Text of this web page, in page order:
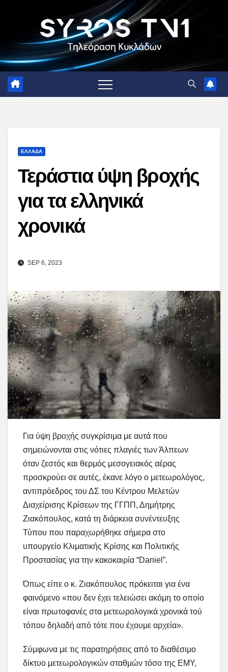
ΕΛΛΑΔΑ
Τεράστια ύψη βροχής
για τα ελληνικά
χρονικά
SEP 6, 2023
Για ύψη βροχής συγκρίσιμα με αυτά που
σημειώνονται στις νότιες πλαγιές των Άλπεων
όταν ζεστός και θερμός μεσογειακός αέρας
προσκρούει σε αυτές, έκανε λόγο ο μετεωρολόγος,
αντιπρόεδρος του ΔΣ του Κέντρου Μελετών
Διαχείρισης Κρίσεων της ΓΓΠΠ, Δημήτρης
Ζιακόπουλος, κατά τη διάρκεια συνέντευξης
Τύπου που παραχωρήθηκε σήμερα στο
υπουργείο Κλιματικής Κρίσης και Πολιτικής
Προστασίας για την κακοκαιρία “Daniel”.
Όπως είπε ο κ. Ζιακόπουλος πρόκειται για ένα
φαινόμενο «που δεν έχει τελειώσει ακόμη το οποίο
είναι πρωτοφανές στα μετεωρολογικά χρονικά τού
τόπου δηλαδή από τότε που έχουμε αρχεία».
Σύμφωνα με τις παρατηρήσεις από το διαθέσιμο
δίκτυο μετεωρολογικών σταθμών τόσο της ΕΜΥ,